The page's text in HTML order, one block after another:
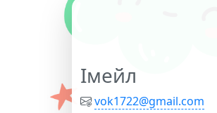
Імейл
vok1722@gmail.com